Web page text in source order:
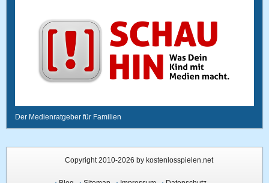
Der Medienratgeber für Familien
Copyright 2010-2026 by kostenlosspielen.net